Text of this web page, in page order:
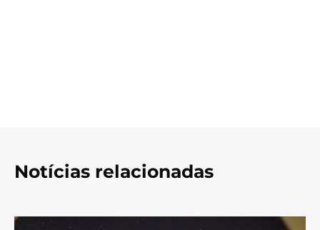
Notícias relacionadas